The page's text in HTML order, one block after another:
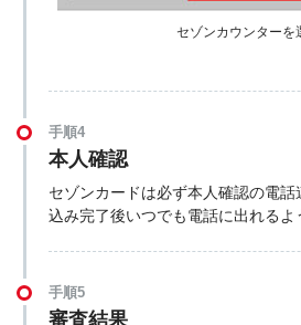
セゾンカウンターを
手順4
本人確認
セゾンカードは必ず本人確認の電
込み完了後いつでも電話に出れるよ
手順5
審査結果